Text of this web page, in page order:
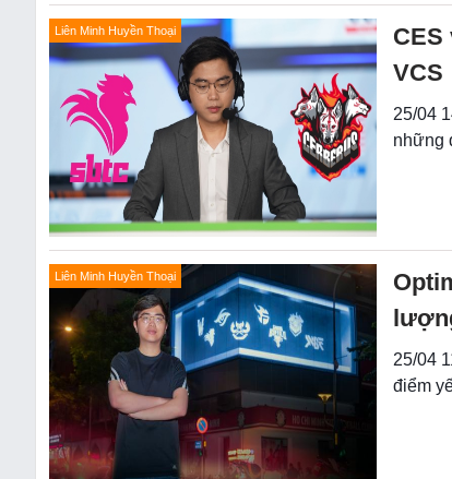
Liên Minh Huyền Thoại
CES
VCS
25/04
những
Liên Minh Huyền Thoại
25/04
điểm